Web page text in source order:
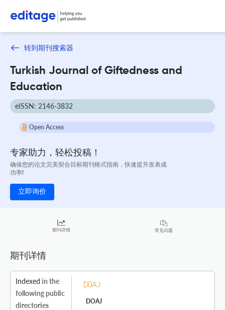
转到期刊搜索器
Turkish Journal of Giftedness and
Education
eISSN: 2146-3832
Open Access
专家助力，轻松投稿！
确保您的论文完美契合目标期刊格式指南，快速提升发表成
功率!
立即询价
期刊详情 常见问题
期刊详情
Indexed in the
following public
directories
DOAJ